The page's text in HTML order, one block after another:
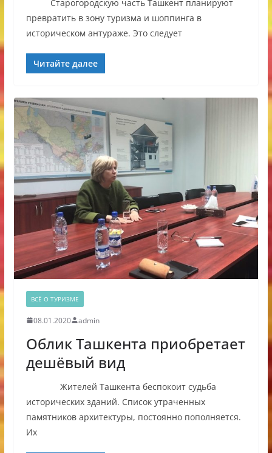
Старогородскую часть Ташкент планируют
превратить в зону туризма и шоппинга в
историческом антураже. Это следует
Читайте далее
ВСЁ О ТУРИЗМЕ
08.01.2020 admin
Облик Ташкента приобретает
дешёвый вид
Жителей Ташкента беспокоит судьба
исторических зданий. Список утраченных
памятников архитектуры, постоянно пополняется.
Их